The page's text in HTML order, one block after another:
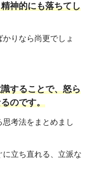
神的にも落ちてし
りなら尚更でしょ
することで、怒ら
のです。
考法をまとめまし
立ち直れる、立派な